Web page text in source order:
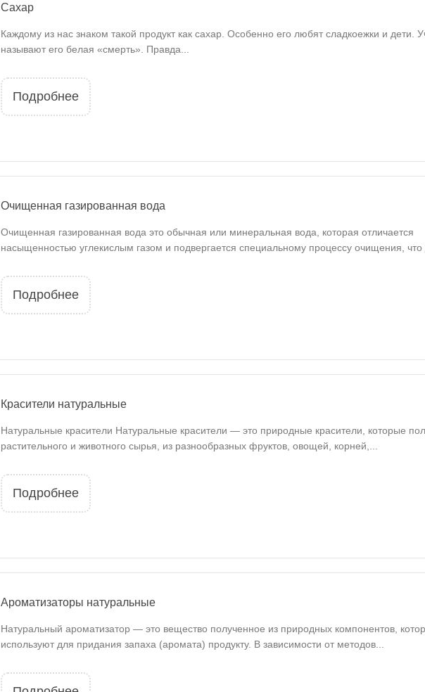
Сахар
Каждому из нас знаком такой продукт как сахар. Особенно его любят сладкоежки и дети.
называют его белая «смерть». Правда...
Подробнее
Очищенная газированная вода
Очищенная газированная вода это обычная или минеральная вода, которая отличается
насыщенностью углекислым газом и подвергается специальному процессу очищения, что
Подробнее
Красители натуральные
Натуральные красители Натуральные красители — это природные красители, которые
растительного и животного сырья, из разнообразных фруктов, овощей, корней,...
Подробнее
Ароматизаторы натуральные
Натуральный ароматизатор — это вещество полученное из природных компонентов,
используют для придания запаха (аромата) продукту. В зависимости от методов...